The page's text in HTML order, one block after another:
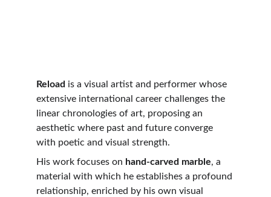
Reload is a visual artist and performer whose
extensive international career challenges the
linear chronologies of art, proposing an
aesthetic where past and future converge
with poetic and visual strength.
His work focuses on hand-carved marble, a
material with which he establishes a profound
relationship, enriched by his own visual